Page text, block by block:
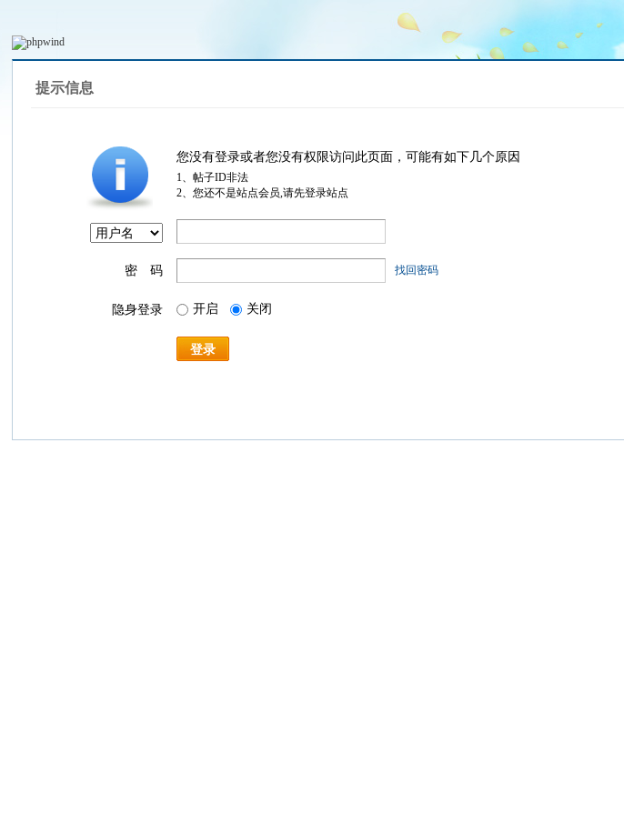
提示信息
您没有登录或者您没有权限访问此页面，可能有如下几个原因
1、帖子ID非法
2、您还不是站点会员,请先登录站点
密 码 找回密码
隐身登录 开启 关闭
登录